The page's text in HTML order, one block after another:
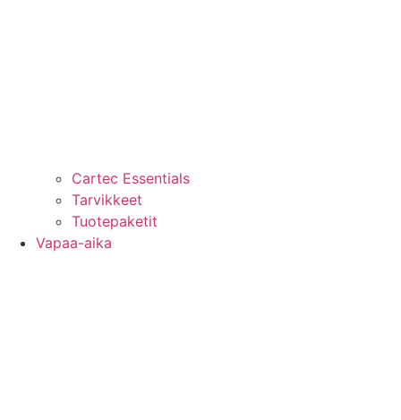
Cartec Essentials
Tarvikkeet
Tuotepaketit
Vapaa-aika